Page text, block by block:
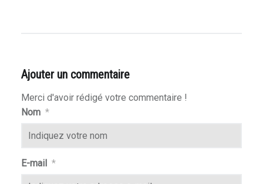
Ajouter un commentaire
Merci d'avoir rédigé votre commentaire !
Nom *
E-mail *